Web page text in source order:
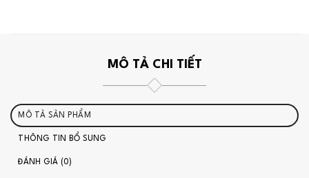
MÔ TẢ CHI TIẾT
MÔ TẢ SẢN PHẨM
THÔNG TIN BỔ SUNG
ĐÁNH GIÁ (0)